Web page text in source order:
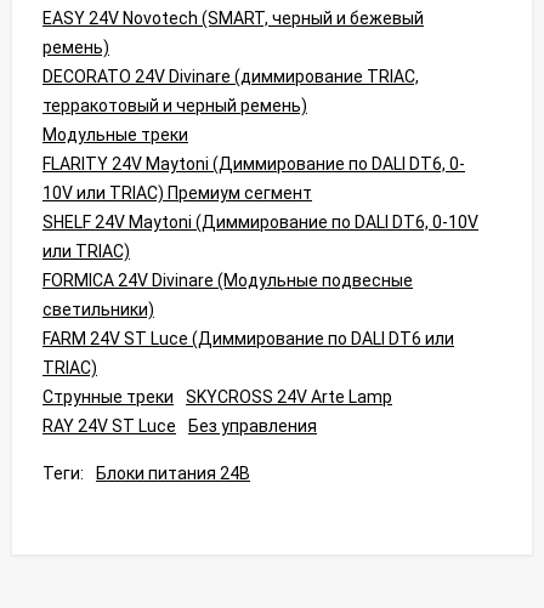
EASY 24V Novotech (SMART, черный и бежевый
ремень)
DECORATO 24V Divinare (диммирование TRIAC,
терракотовый и черный ремень)
Модульные треки
FLARITY 24V Maytoni (Диммирование по DALI DT6, 0-
10V или TRIAC) Премиум сегмент
SHELF 24V Maytoni (Диммирование по DALI DT6, 0-10V
или TRIAC)
FORMICA 24V Divinare (Модульные подвесные
светильники)
FARM 24V ST Luce (Диммирование по DALI DT6 или
TRIAC)
Струнные треки
SKYCROSS 24V Arte Lamp
RAY 24V ST Luce
Без управления
Теги: Блоки питания 24В